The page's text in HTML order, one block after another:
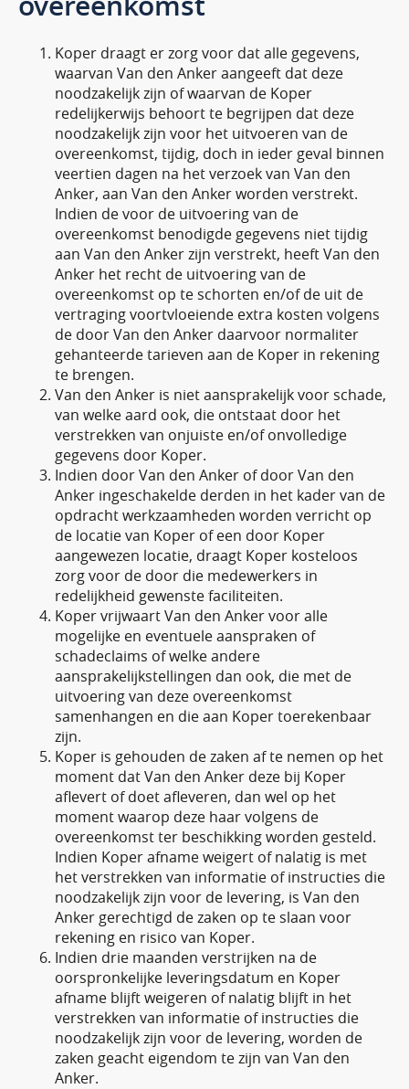
Koper draagt er zorg voor dat alle gegevens,
waarvan Van den Anker aangeeft dat deze
noodzakelijk zijn of waarvan de Koper
redelijkerwijs behoort te begrijpen dat deze
noodzakelijk zijn voor het uitvoeren van de
overeenkomst, tijdig, doch in ieder geval binnen
veertien dagen na het verzoek van Van den
Anker, aan Van den Anker worden verstrekt.
Indien de voor de uitvoering van de
overeenkomst benodigde gegevens niet tijdig
aan Van den Anker zijn verstrekt, heeft Van den
Anker het recht de uitvoering van de
overeenkomst op te schorten en/of de uit de
vertraging voortvloeiende extra kosten volgens
de door Van den Anker daarvoor normaliter
gehanteerde tarieven aan de Koper in rekening
te brengen.
Van den Anker is niet aansprakelijk voor schade,
van welke aard ook, die ontstaat door het
verstrekken van onjuiste en/of onvolledige
gegevens door Koper.
Indien door Van den Anker of door Van den
Anker ingeschakelde derden in het kader van de
opdracht werkzaamheden worden verricht op
de locatie van Koper of een door Koper
aangewezen locatie, draagt Koper kosteloos
zorg voor de door die medewerkers in
redelijkheid gewenste faciliteiten.
Koper vrijwaart Van den Anker voor alle
mogelijke en eventuele aanspraken of
schadeclaims of welke andere
aansprakelijkstellingen dan ook, die met de
uitvoering van deze overeenkomst
samenhangen en die aan Koper toerekenbaar
zijn.
Koper is gehouden de zaken af te nemen op het
moment dat Van den Anker deze bij Koper
aflevert of doet afleveren, dan wel op het
moment waarop deze haar volgens de
overeenkomst ter beschikking worden gesteld.
Indien Koper afname weigert of nalatig is met
het verstrekken van informatie of instructies die
noodzakelijk zijn voor de levering, is Van den
Anker gerechtigd de zaken op te slaan voor
rekening en risico van Koper.
Indien drie maanden verstrijken na de
oorspronkelijke leveringsdatum en Koper
afname blijft weigeren of nalatig blijft in het
verstrekken van informatie of instructies die
noodzakelijk zijn voor de levering, worden de
zaken geacht eigendom te zijn van Van den
Anker.